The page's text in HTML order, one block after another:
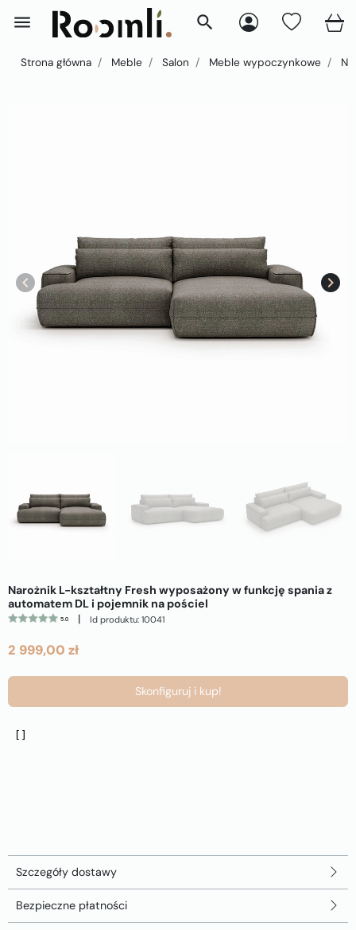
menu search
Strona główna Meble Salon Meble wypoczynkowe
Poprzedni
keyboard_arrow_left keyboard_arrow_right
Narożnik L-kształtny Fresh wyposażony w funkcję spania z
automatem DL i pojemnik na pościel
5.0 | Id produktu: 10041
2 999,00 zł
Skonfiguruj i kup!
Szczegóły dostawy
Bezpieczne płatności